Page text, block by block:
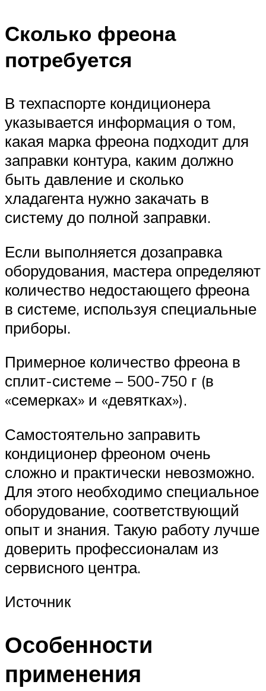
Сколько фреона
потребуется
В техпаспорте кондиционера
указывается информация о том,
какая марка фреона подходит для
заправки контура, каким должно
быть давление и сколько
хладагента нужно закачать в
систему до полной заправки.
Если выполняется дозаправка
оборудования, мастера определяют
количество недостающего фреона
в системе, используя специальные
приборы.
Примерное количество фреона в
сплит-системе – 500-750 г (в
«семерках» и «девятках»).
Самостоятельно заправить
кондиционер фреоном очень
сложно и практически невозможно.
Для этого необходимо специальное
оборудование, соответствующий
опыт и знания. Такую работу лучше
доверить профессионалам из
сервисного центра.
Источник
Особенности
применения